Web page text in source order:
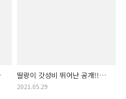
딸랑이 갓성비 뛰어난 공개!!
아기 딸랑이 저렴한 순서! (아기
2021.05.29